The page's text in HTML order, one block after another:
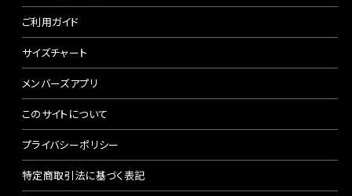
ご利用ガイド
サイズチャート
メンバーズアプリ
このサイトについて
プライバシーポリシー
特定商取引法に基づく表記